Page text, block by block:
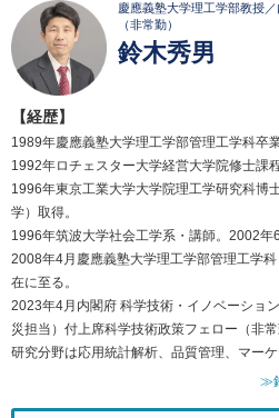
慶應義塾大学理工学部教授
（非常勤）
鈴木秀男
【経歴】
1989年慶應義塾大学理工学部管理工学科卒業
1992年ロチェスター大学経営大学院修士課程
1996年東京工業大学大学院理工学研究科博
学）取得。
1996年筑波大学社会工学系・講師。2002年6
2008年4月慶應義塾大学理工学部管理工学
在に至る。
2023年4月内閣府 科学技術・イノベーショ
災担当）付上席科学技術政策フェロー（非常
研究分野は応用統計解析、品質管理、マーケ
≫